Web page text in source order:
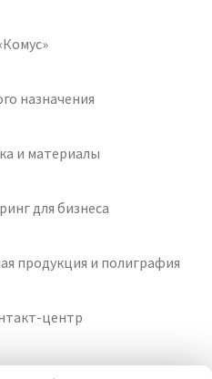
назначения
и материалы
для бизнеса
продукция и полиграфия
центр
бумаги и картона